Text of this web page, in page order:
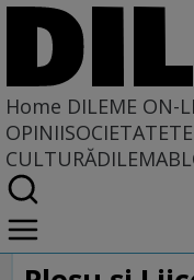
Home DILEME ON-
OPINIISOCIETATE
CULTURĂ
Home
Dileme on-line